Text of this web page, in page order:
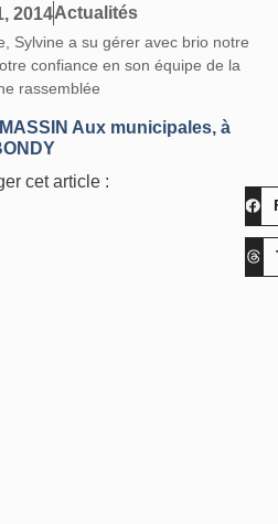
2014Actualités
Sylvine a su gérer avec brio notre
confiance en son équipe de la
rassemblée
cet article :